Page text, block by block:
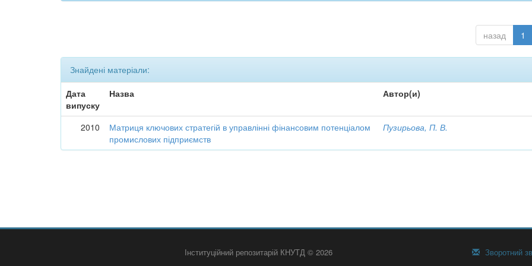
назад 1
Знайдені матеріали:
Дата
випуску
Назва Автор(и)
2010
Матриця ключових стратегій в управлінні фінансовим потенціалом
промислових підприємств
Пузирьова, П. В.
Інституційний репозитарій КНУТД © 2026 Зворотний